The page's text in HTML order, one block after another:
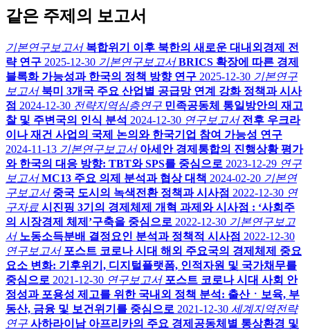
같은 주제의 보고서
기본연구보고서 복합위기 이후 북한의 새로운 대내외경제 전
략 연구 2025-12-30 기본연구보고서 BRICS 확장에 따른 경제
블록화 가능성과 한국의 정책 방향 연구 2025-12-30 기본연구
보고서 북미 3개국 주요 산업별 공급망 연계 강화 정책과 시사
점 2024-12-30 전략지역심층연구 민족공동체 통일방안의 재고
찰 및 주변국의 인식 분석 2024-12-30 연구보고서 전후 우크라
이나 재건 사업의 국제 논의와 한국기업 참여 가능성 연구
2024-11-13 기본연구보고서 아세안 경제통합의 진행상황 평가
와 한국의 대응 방향: TBT와 SPS를 중심으로 2023-12-29 연구
보고서 MC13 주요 의제 분석과 협상 대책 2024-02-20 기본연
구보고서 중국 도시의 녹색전환 정책과 시사점 2022-12-30 연
구자료 시진핑 3기의 경제체제 개혁 과제와 시사점 : ‘사회주
의 시장경제 체제’구축을 중심으로 2022-12-30 기본연구보고
서 노동소득분배 결정요인 분석과 정책적 시사점 2022-12-30
연구보고서 포스트 코로나 시대 해외 주요국의 경제체제 중요
요소 변화: 기후위기, 디지털플랫폼, 인적자원 및 국가채무를
중심으로 2021-12-30 연구보고서 포스트 코로나 시대 사회 안
정성과 포용성 제고를 위한 국내외 정책 분석: 출산ㆍ보육, 부
동산, 금융 및 보건위기를 중심으로 2021-12-30 세계지역전략
연구 사하라이남 아프리카의 주요 경제공동체별 통상환경 및